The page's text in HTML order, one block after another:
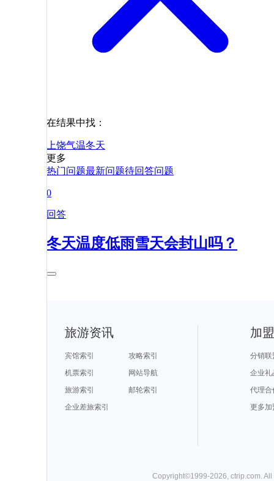
在结果中找：
上饶气温冬天
更多
热门问题最新问题待回答问题
0
回答
冬天温度低雨雪天会封山吗？
旅游资讯
宾馆索引
攻略索引
机票索引
网站导航
旅游索引
邮轮索引
企业差旅索引
加
分销联
企业礼
代理合
更多加
Copyright©1999-2026 ctrip.com .